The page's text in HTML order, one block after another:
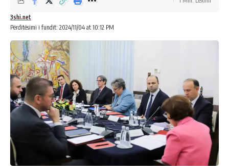
Përditësimi i fundit: 2024/11/04 at 10:12 PM
3shi.net